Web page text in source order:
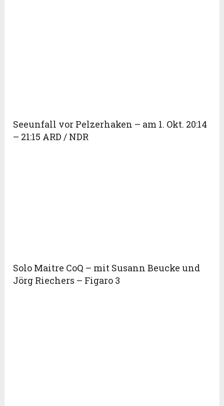
Seeunfall vor Pelzerhaken – am 1. Okt. 20:14
– 21:15 ARD / NDR
Solo Maitre CoQ – mit Susann Beucke und
Jörg Riechers – Figaro 3